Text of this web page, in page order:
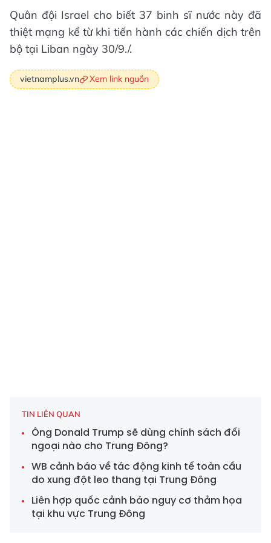
Quân đội Israel cho biết 37 binh sĩ nước này đã
thiệt mạng kể từ khi tiến hành các chiến dịch trên
bộ tại Liban ngày 30/9./.
vietnamplus.vn Xem link nguồn
TIN LIÊN QUAN
Ông Donald Trump sẽ dùng chính sách đối
ngoại nào cho Trung Đông?
WB cảnh báo về tác động kinh tế toàn cầu
do xung đột leo thang tại Trung Đông
Liên hợp quốc cảnh báo nguy cơ thảm họa
tại khu vực Trung Đông